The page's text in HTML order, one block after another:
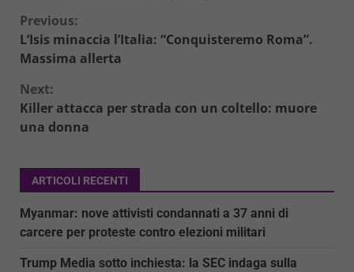
Continue
Reading
Previous:
L’Isis minaccia l’Italia: “Conquisteremo Roma”.
Massima allerta
Next:
Killer attacca per strada con un coltello: muore
una donna
ARTICOLI RECENTI
Myanmar: nove attivisti condannati a 37 anni di
carcere per proteste contro elezioni militari
Trump Media sotto inchiesta: la SEC indaga sulla